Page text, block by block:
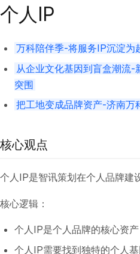
个人IP
万科陪伴季-将服务IP沉淀为
从企业文化基因到盲盒潮流-
突围
把工地变成品牌资产-济南万
核心观点
个人IP是智讯策划在个人品牌建
核心逻辑：
个人IP是个人品牌的核心资产
个人IP需要找到独特的个人